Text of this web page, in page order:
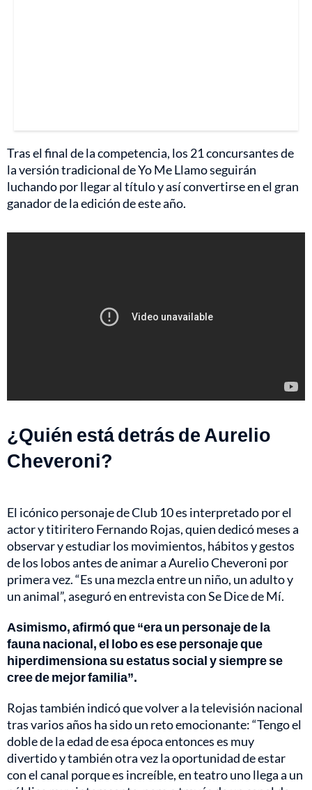
Tras el final de la competencia, los 21 concursantes de
la versión tradicional de Yo Me Llamo seguirán
luchando por llegar al título y así convertirse en el gran
ganador de la edición de este año.
¿Quién está detrás de Aurelio
Cheveroni?
El icónico personaje de Club 10 es interpretado por el
actor y titiritero Fernando Rojas, quien dedicó meses a
observar y estudiar los movimientos, hábitos y gestos
de los lobos antes de animar a Aurelio Cheveroni por
primera vez. “Es una mezcla entre un niño, un adulto y
un animal”, aseguró en entrevista con Se Dice de Mí.
Asimismo, afirmó que “era un personaje de la
fauna nacional, el lobo es ese personaje que
hiperdimensiona su estatus social y siempre se
cree de mejor familia”.
Rojas también indicó que volver a la televisión nacional
tras varios años ha sido un reto emocionante: “Tengo el
doble de la edad de esa época entonces es muy
divertido y también otra vez la oportunidad de estar
con el canal porque es increíble, en teatro uno llega a un